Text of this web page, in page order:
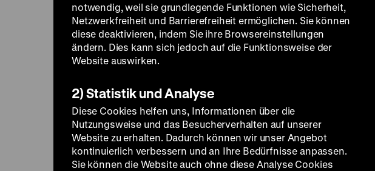
notwendig, weil sie grundlegende Funktionen wie Sicherheit,
Netzwerkfreiheit und Barrierefreiheit ermöglichen. Sie können
diese deaktivieren, indem Sie ihre Browsereinstellungen
ändern. Dies kann sich jedoch auf die Funktionsweise der
Website auswirken.
2) Statistik und Analyse
Diese Cookies helfen uns, Informationen über die
Nutzungsweise und das Besucherverhalten auf unserer
Website zu erhalten. Dadurch können wir unser Angebot
kontinuierlich verbessern und an Ihre Bedürfnisse anpassen.
Sie können die Website auch ohne diese Analyse Cookies